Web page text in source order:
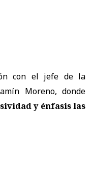
con el jefe de la
Moreno, donde
y énfasis las